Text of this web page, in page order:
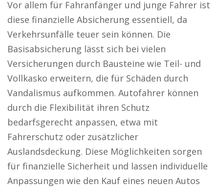
Vor allem für Fahranfänger und junge Fahrer ist
diese finanzielle Absicherung essentiell, da
Verkehrsunfälle teuer sein können. Die
Basisabsicherung lässt sich bei vielen
Versicherungen durch Bausteine wie Teil- und
Vollkasko erweitern, die für Schäden durch
Vandalismus aufkommen. Autofahrer können
durch die Flexibilität ihren Schutz
bedarfsgerecht anpassen, etwa mit
Fahrerschutz oder zusätzlicher
Auslandsdeckung. Diese Möglichkeiten sorgen
für finanzielle Sicherheit und lassen individuelle
Anpassungen wie den Kauf eines neuen Autos